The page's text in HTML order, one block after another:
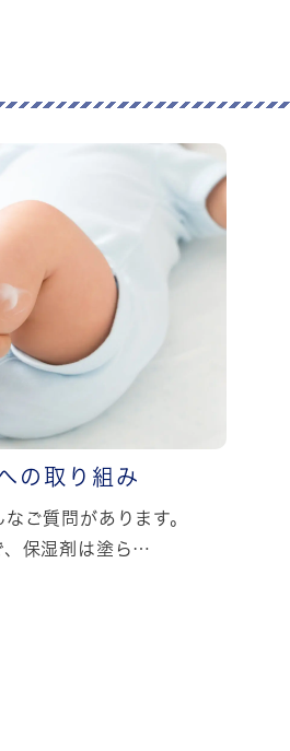
の取り組み
ご質問があります。
、保湿剤は塗ら…